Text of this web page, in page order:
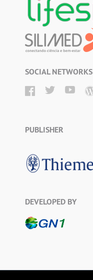
SOCIAL NETWORKS
PUBLISHER
DEVELOPED BY